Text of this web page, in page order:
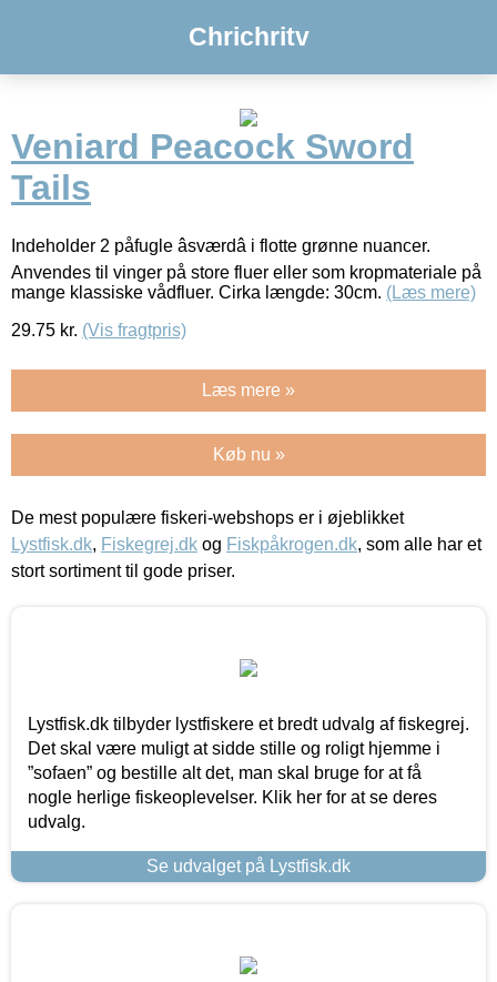
Chrichritv
Veniard Peacock Sword
Tails
Indeholder 2 påfugle âsværdâ i flotte grønne nuancer.
Anvendes til vinger på store fluer eller som kropmateriale på
mange klassiske vådfluer. Cirka længde: 30cm. (Læs mere)
29.75 kr. (Vis fragtpris)
Læs mere »
Køb nu »
De mest populære fiskeri-webshops er i øjeblikket
Lystfisk.dk, Fiskegrej.dk og Fiskpåkrogen.dk, som alle har et
stort sortiment til gode priser.
Lystfisk.dk tilbyder lystfiskere et bredt udvalg af fiskegrej.
Det skal være muligt at sidde stille og roligt hjemme i
”sofaen” og bestille alt det, man skal bruge for at få
nogle herlige fiskeoplevelser. Klik her for at se deres
udvalg.
Se udvalget på Lystfisk.dk